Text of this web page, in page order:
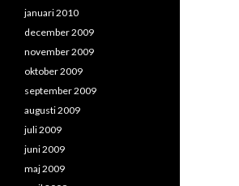
januari 2010
december 2009
november 2009
oktober 2009
september 2009
augusti 2009
juli 2009
juni 2009
maj 2009